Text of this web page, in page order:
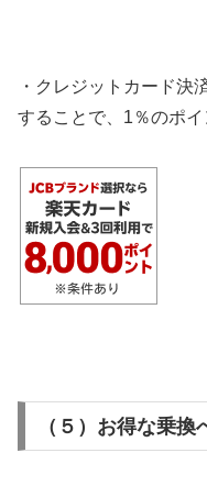
・クレジットカード決
することで、1％のポイ
（５）お得な乗